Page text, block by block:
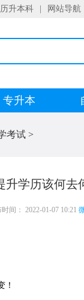
升本科 网站导航
专升本
考试 >
升学历该何去
间： 2022-01-07 10:21